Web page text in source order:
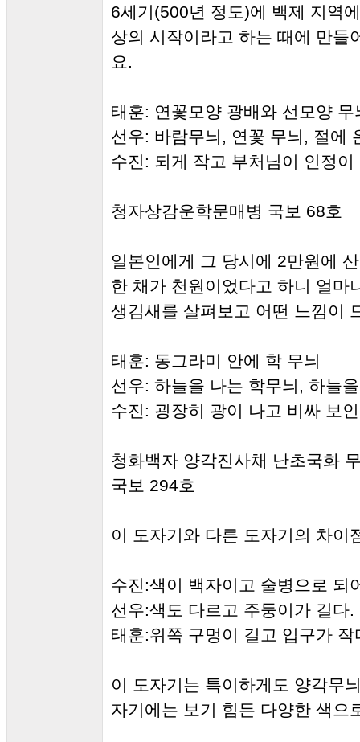
6세기(500년 정도)에 백제 지역
상의 시작이라고 하는 때에 만들
요.
태훈: 연꽃모양 광배와 선모양 무
선우: 바람무늬, 연꽃 무늬, 절에
수진: 되게 작고 부처님이 인정
청자상감운학문매병 국보 68호
일본인에게 그 당시에 2만원에
한 채가 천원이었다고 하니 얼마
생김새를 살펴보고 어떤 느낌이
태훈: 동그라미 안에 학 무늬
선우: 하늘을 나는 학무늬, 하늘
수진: 굉장히 광이 나고 비싸 보
청화백자 양각진사채 난초국화
국보 294호
이 도자기와 다른 도자기의 차이
수진:색이 백자이고 술병으로 되
선우:색도 다르고 주둥이가 길다.
태훈:위쪽 구멍이 길고 입구가 작
이 도자기는 특이하게도 양각무
자기에는 보기 힘든 다양한 색으